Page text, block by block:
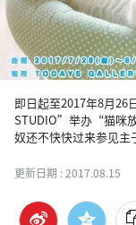
即日起至2017年8月26
STUDIO”举办“猫咪
奴还不快快过来参见主
更新日期 :2017.08.15